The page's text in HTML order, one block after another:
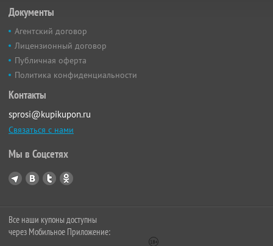
Документы
Агентский договор
Лицензионный договор
Публичная оферта
Политика конфиденциальности
Контакты
sprosi@kupikupon.ru
Связаться с нами
Мы в Соцсетях
Все наши купоны доступны
через Мобильное Приложение: